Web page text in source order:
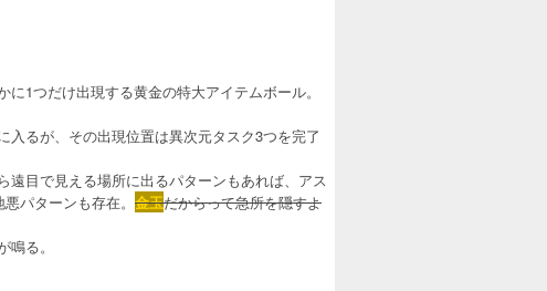
1つだけ出現する黄金の特大アイテムボール。
るが、その出現位置は異次元タスク3つを完了
目で見える場所に出るパターンもあれば、アス
パターンも存在。 金玉だからって急所を隠すよ
る。